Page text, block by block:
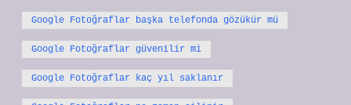
Google Fotoğraflar başka telefonda gözükür mü
Google Fotoğraflar güvenilir mi
Google Fotoğraflar kaç yıl saklanır